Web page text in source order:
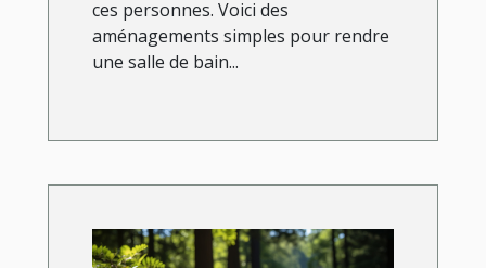
ces personnes. Voici des
aménagements simples pour rendre
une salle de bain...